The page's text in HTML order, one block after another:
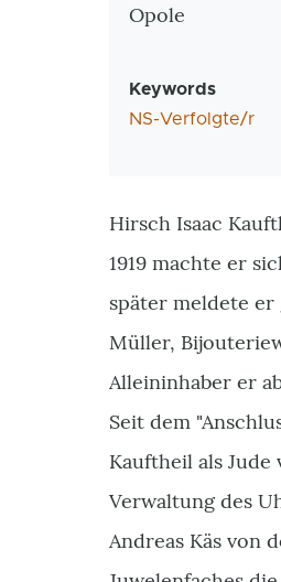
Opole
Keywords
NS-Verfolgte/r
Hirsch Isaac
1919 machte er
später meldete
Müller,
Alleininhaber er
Seit dem
Kauftheil als
Verwaltung des
Andreas Käs von